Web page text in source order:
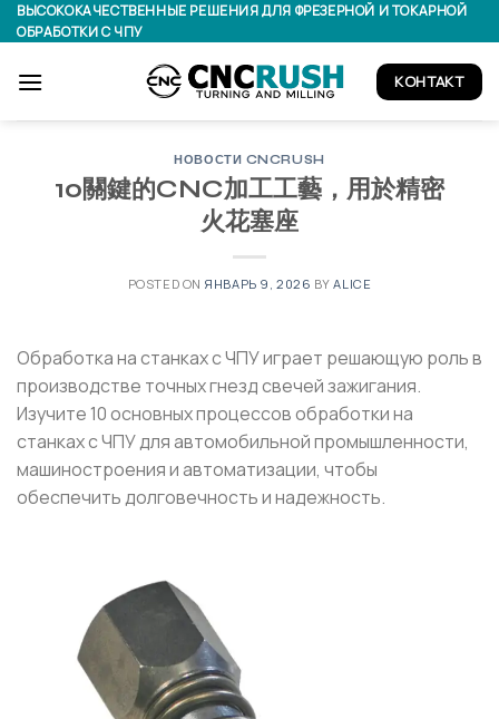
Skip
to
ВЫСОКОКАЧЕСТВЕННЫЕ РЕШЕНИЯ ДЛЯ ФРЕЗЕРНОЙ И ТОКАРНОЙ
ОБРАБОТКИ С ЧПУ
КОНТАКТ
НОВОСТИ CNCRUSH
10關鍵的CNC加工工藝，用於精密
火花塞座
POSTED ON ЯНВАРЬ 9, 2026 BYALICE
Обработка на станках с ЧПУ играет решающую роль в
производстве точных гнезд свечей зажигания.
Изучите 10 основных процессов обработки на
станках с ЧПУ для автомобильной промышленности,
машиностроения и автоматизации, чтобы
обеспечить долговечность и надежность.